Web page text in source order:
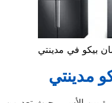
بيكو في مدينتي
مدينتي